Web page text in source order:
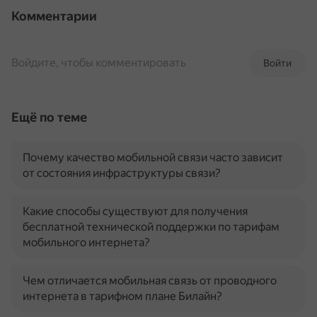
Комментарии
Войти
Войдите, чтобы комментировать
Ещё по теме
Почему качество мобильной связи часто зависит
от состояния инфраструктуры связи?
Какие способы существуют для получения
бесплатной технической поддержки по тарифам
мобильного интернета?
Чем отличается мобильная связь от проводного
интернета в тарифном плане Билайн?